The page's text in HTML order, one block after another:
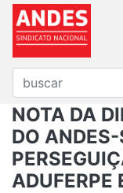
NOTA DA
DO
ADUFERPE